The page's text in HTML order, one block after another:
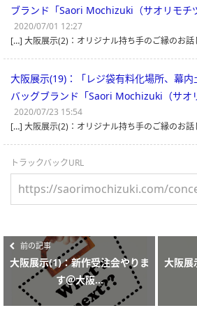
ブランド「Saori Mochizuki（サオリモチ
2020/07/01 12:27
[…] 大阪展示(2)：オリジナル持ち手のご縁のお
大阪展示(19)：「レジ袋有料化場所、幕
バッグブランド「Saori Mochizuki（サオ
2020/07/23 15:54
[…] 大阪展示(2)：オリジナル持ち手のご縁のお
トラックバックURL
前の記事
大阪展示(1)：新作受注会やりま
す＠大阪...
大阪展